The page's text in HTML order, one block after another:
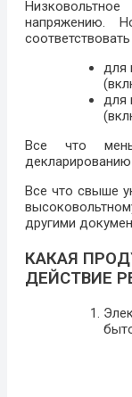
напряжению.
для
для
Все что
Все что свыше
другими
КАКАЯ
ДЕЙСТВИЕ